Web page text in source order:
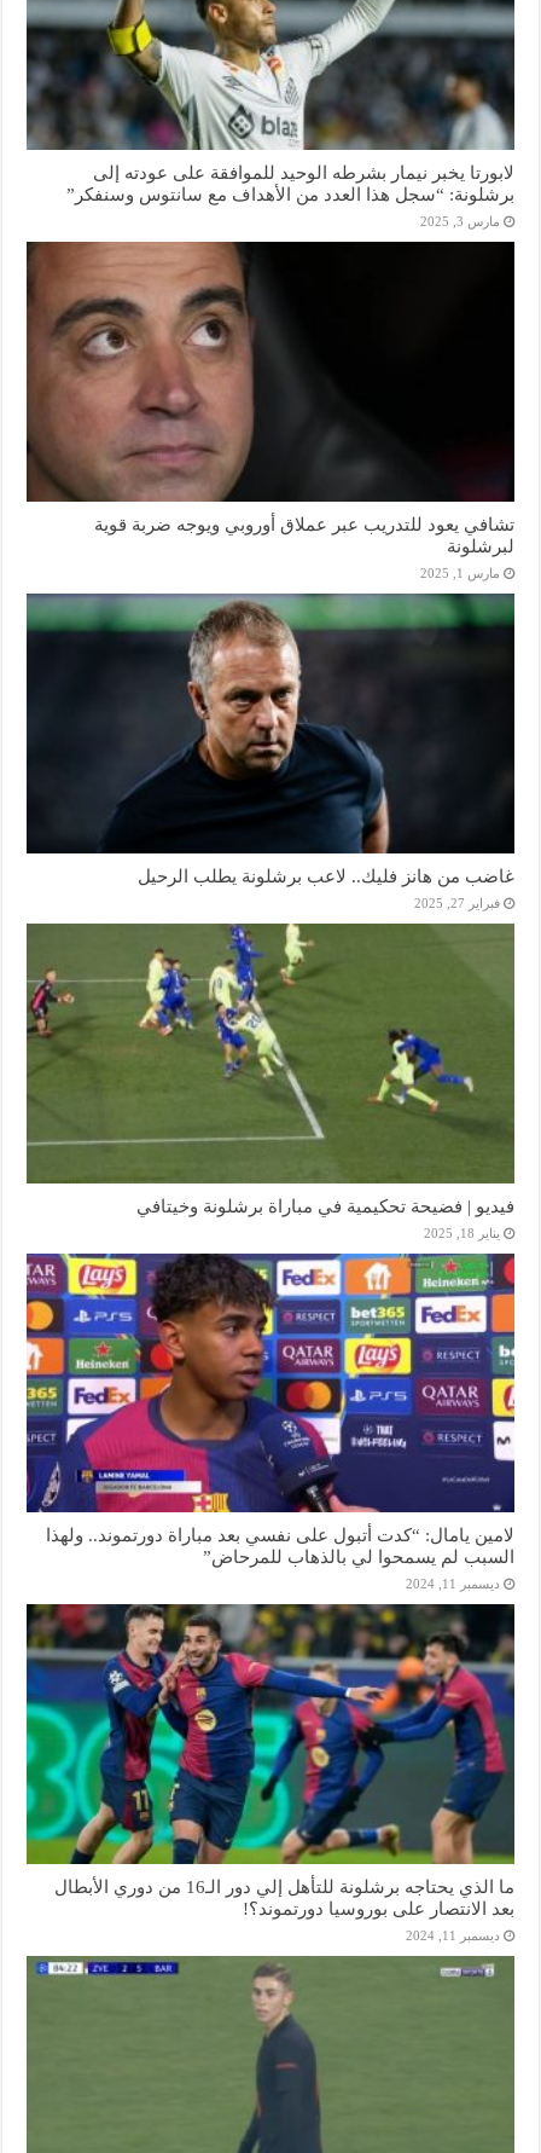
لابورتا يخبر نيمار بشرطه الوحيد للموافقة على عودته إلى
برشلونة: “سجل هذا العدد من الأهداف مع سانتوس وسنفكر”
مارس 3, 2025
تشافي يعود للتدريب عبر عملاق أوروبي ويوجه ضربة قوية
لبرشلونة
مارس 1, 2025
غاضب من هانز فليك.. لاعب برشلونة يطلب الرحيل
فبراير 27, 2025
فيديو | فضيحة تحكيمية في مباراة برشلونة وخيتافي
يناير 18, 2025
لامين يامال: “كدت أتبول على نفسي بعد مباراة دورتموند.. ولهذا
السبب لم يسمحوا لي بالذهاب للمرحاض”
ديسمبر 11, 2024
ما الذي يحتاجه برشلونة للتأهل إلي دور الـ16 من دوري الأبطال
بعد الانتصار على بوروسيا دورتموند؟!
ديسمبر 11, 2024